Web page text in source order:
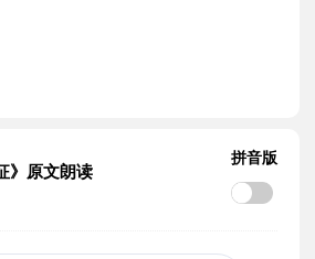
》原文朗读
拼音版